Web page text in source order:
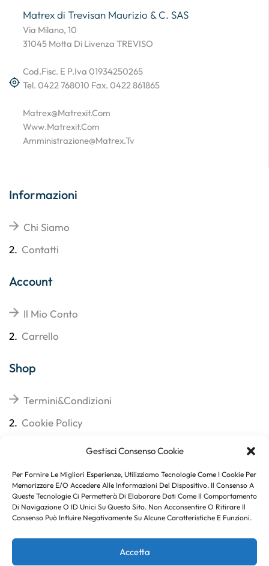
Gestisci Consenso Cookie
Per Fornire Le Migliori Esperienze, Utilizziamo Tecnologie Come I Cookie Per
Memorizzare E/o Accedere Alle Informazioni Del Dispositivo. Il Consenso A
Queste Tecnologie Ci Permetterà Di Elaborare Dati Come Il Comportamento
Di Navigazione O ID Unici Su Questo Sito. Non Acconsentire O Ritirare Il
Consenso Può Influire Negativamente Su Alcune Caratteristiche E Funzioni.
Accetta
Matrex di Trevisan Maurizio & C. SAS
Via Milano, 10
31045 Motta Di Livenza TREVISO
Cod.Fisc. E P.Iva 01934250265
Tel. 0422 768010 Fax. 0422 861865
Matrex@matrexit.com
Www.matrexit.com
Amministrazione@matrex.tv
Informazioni
Chi Siamo
2. Contatti
Account
Il Mio Conto
2. Carrello
Shop
Termini&Condizioni
2. Cookie Policy